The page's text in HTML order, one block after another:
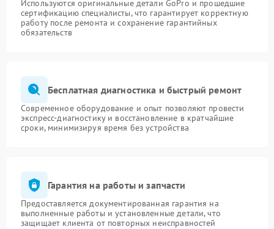
Используются оригинальные детали GoPro и прошедшие
сертификацию специалисты, что гарантирует корректную
работу после ремонта и сохранение гарантийных
обязательств
Бесплатная диагностика и быстрый ремонт
Современное оборудование и опыт позволяют провести
экспресс-диагностику и восстановление в кратчайшие
сроки, минимизируя время без устройства
Гарантия на работы и запчасти
Предоставляется документированная гарантия на
выполненные работы и установленные детали, что
защищает клиента от повторных неисправностей